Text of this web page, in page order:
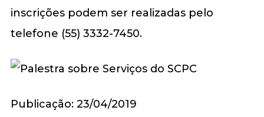
inscrições podem ser realizadas pelo
telefone (55) 3332-7450.
Publicação: 23/04/2019